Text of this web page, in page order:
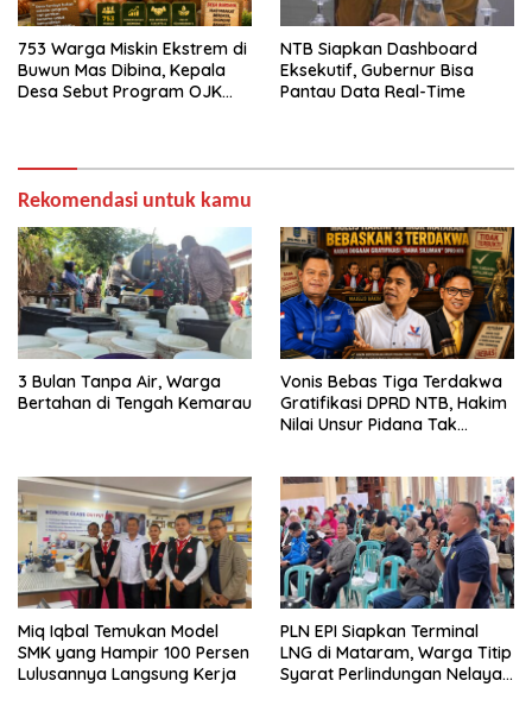
753 Warga Miskin Ekstrem di
Buwun Mas Dibina, Kepala
Desa Sebut Program OJK
NTB Siapkan Dashboard
Eksekutif, Gubernur Bisa
Pantau Data Real-Time
Rekomendasi untuk kamu
3 Bulan Tanpa Air, Warga
Bertahan di Tengah Kemarau
Vonis Bebas Tiga Terdakwa
Gratifikasi DPRD NTB, Hakim
Nilai Unsur Pidana Tak
Miq Iqbal Temukan Model
SMK yang Hampir 100 Persen
Lulusannya Langsung Kerja
PLN EPI Siapkan Terminal
LNG di Mataram, Warga Titip
Syarat Perlindungan Nelayan